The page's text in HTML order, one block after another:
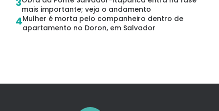
mais importante; veja o andamento
4Mulher é morta pelo companheiro dentro de
apartamento no Doron, em Salvador